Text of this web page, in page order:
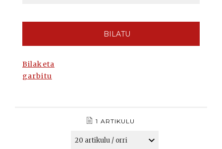
BILATU
Bilaketa
garbitu
1 ARTIKULU